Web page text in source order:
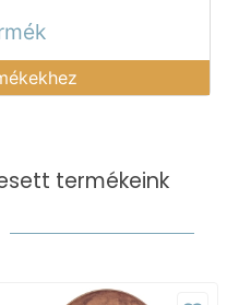
termékeink